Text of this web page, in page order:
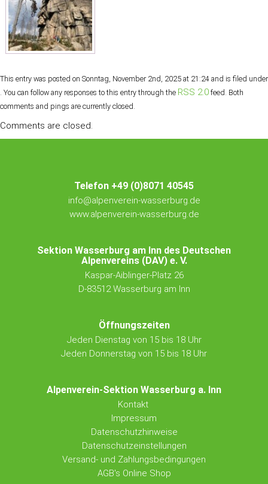
This entry was posted on Sonntag, November 2nd, 2025 at 21:24 and is filed under
. You can follow any responses to this entry through the RSS 2.0 feed. Both
comments and pings are currently closed.
Comments are closed.
Telefon +49 (0)8071 40545
info@alpenverein-wasserburg.de
www.alpenverein-wasserburg.de
Sektion Wasserburg am Inn des Deutschen
Alpenvereins (DAV) e. V.
Kaspar-Aiblinger-Platz 26
D-83512 Wasserburg am Inn
Öffnungszeiten
Jeden Dienstag von 15 bis 18 Uhr
Jeden Donnerstag von 15 bis 18 Uhr
Alpenverein-Sektion Wasserburg a. Inn
Kontakt
Impressum
Datenschutzhinweise
Datenschutzeinstellungen
Versand- und Zahlungsbedingungen
AGB's Online Shop